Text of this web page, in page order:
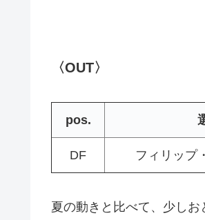
〈OUT〉
pos.
DF フィリップ
夏の動きと比べて、少しお